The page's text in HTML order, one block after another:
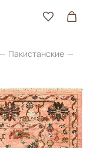
Пакистанские